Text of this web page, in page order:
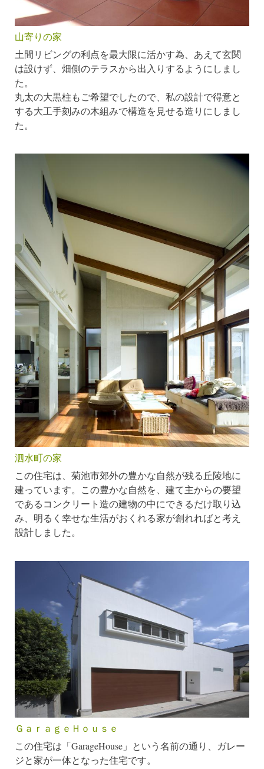
山寄りの家
土間リビングの利点を最大限に活かす為、あえて玄関
は設けず、畑側のテラスから出入りするようにしまし
た。
丸太の大黒柱もご希望でしたので、私の設計で得意と
する大工手刻みの木組みで構造を見せる造りにしまし
た。
泗水町の家
この住宅は、菊池市郊外の豊かな自然が残る丘陵地に
建っています。この豊かな自然を、建て主からの要望
であるコンクリート造の建物の中にできるだけ取り込
み、明るく幸せな生活がおくれる家が創れればと考え
設計しました。
ＧａｒａｇｅＨｏｕｓｅ
この住宅は「GarageHouse」という名前の通り、ガレー
ジと家が一体となった住宅です。